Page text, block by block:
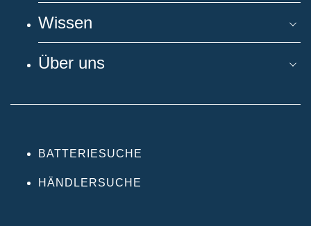
Wissen
Über uns
BATTERIESUCHE
HÄNDLERSUCHE